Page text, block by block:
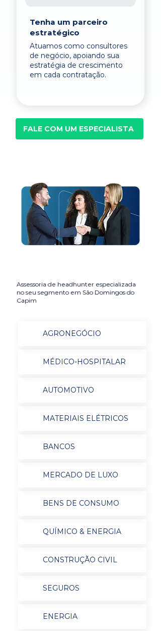
Tenha um parceiro
estratégico
Atuamos como consultores
de negócio, apoiando sua
estratégia de crescimento
em cada contratação.
FALE COM UM ESPECIALISTA
Assessoria de headhunter especializada
no seu segmento em São Domingos do
Capim
AGRONEGÓCIO
MÉDICO-HOSPITALAR
AUTOMOTIVO
MATERIAIS ELÉTRICOS
BANCOS
MERCADO DE LUXO
BENS DE CONSUMO
QUÍMICO & ENERGIA
CONSTRUÇÃO CIVIL
SEGUROS
ENERGIA